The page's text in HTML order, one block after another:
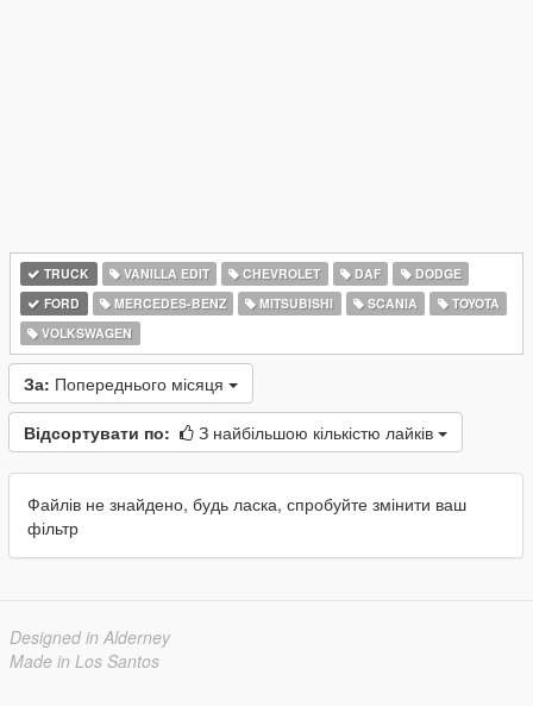
TRUCK VANILLA EDIT CHEVROLET DAF
DODGE
FORD
MERCEDES-BENZ MITSUBISHI SCANIA
TOYOTA
VOLKSWAGEN
За: Попереднього місяця
Відсортувати по: З найбільшою кількістю лайків
Файлів не знайдено, будь ласка, спробуйте змінити ваш
фільтр
Designed in Alderney
Made in Los Santos